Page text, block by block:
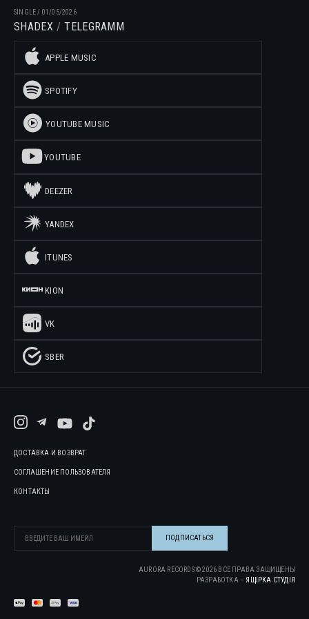
SINGLE/ 01/05/2026
SHADEX TELEGRAMM
APPLE MUSIC
SPOTIFY
YOUTUBE MUSIC
YOUTUBE
DEEZER
YANDEX
ITUNES
KION
VK
SBER
ДОСТАВКА И ВОЗВРАТ
СОГЛАШЕНИЕ ПОЛЬЗОВАТЕЛЯ
КОНТАКТЫ
AURORA RECORDS ©2026 ВСЕ ПРАВА ЗАЩИЩЕНЫ
РАЗРАБОТКА – ЯЩІРКА CТУДІЯ